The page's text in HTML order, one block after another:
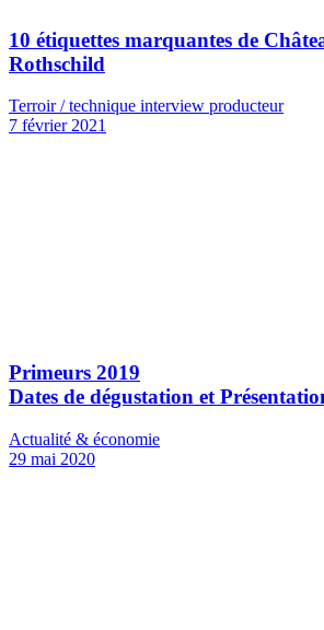
10 étiquettes marquantes de
Rothschild
Terroir / technique interview producteur
7 février 2021
Primeurs 2019
Dates de dégustation et
Actualité & économie
29 mai 2020